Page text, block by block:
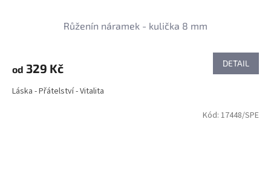
Růženín náramek - kulička 8 mm
od 329 Kč DETAIL
Láska - Přátelství - Vitalita
Kód: 17448/SPE